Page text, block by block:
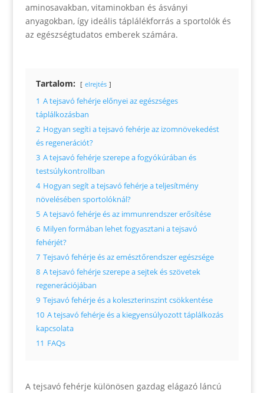
aminosavakban, vitaminokban és ásványi
anyagokban, így ideális táplálékforrás a sportolók és
az egészségtudatos emberek számára.
Tartalom: elrejtés
1 A tejsavó fehérje előnyei az egészséges
táplálkozásban
2 Hogyan segíti a tejsavó fehérje az izomnövekedést
és regenerációt?
3 A tejsavó fehérje szerepe a fogyókúrában és
testsúlykontrollban
4 Hogyan segít a tejsavó fehérje a teljesítmény
növelésében sportolóknál?
5 A tejsavó fehérje és az immunrendszer erősítése
6 Milyen formában lehet fogyasztani a tejsavó
fehérjét?
7 Tejsavó fehérje és az emésztőrendszer egészsége
8 A tejsavó fehérje szerepe a sejtek és szövetek
regenerációjában
9 Tejsavó fehérje és a koleszterinszint csökkentése
10 A tejsavó fehérje és a kiegyensúlyozott táplálkozás
kapcsolata
11 FAQs
A tejsavó fehérje különösen gazdag elágazó láncú